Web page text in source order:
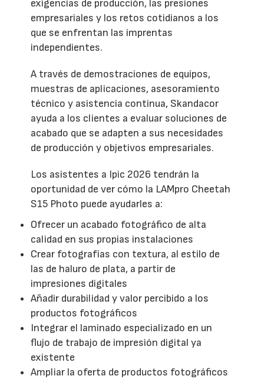
exigencias de producción, las presiones
empresariales y los retos cotidianos a los
que se enfrentan las imprentas
independientes.
A través de demostraciones de equipos,
muestras de aplicaciones, asesoramiento
técnico y asistencia continua, Skandacor
ayuda a los clientes a evaluar soluciones de
acabado que se adapten a sus necesidades
de producción y objetivos empresariales.
Los asistentes a Ipic 2026 tendrán la
oportunidad de ver cómo la LAMpro Cheetah
S15 Photo puede ayudarles a:
Ofrecer un acabado fotográfico de alta
calidad en sus propias instalaciones
Crear fotografías con textura, al estilo de
las de haluro de plata, a partir de
impresiones digitales
Añadir durabilidad y valor percibido a los
productos fotográficos
Integrar el laminado especializado en un
flujo de trabajo de impresión digital ya
existente
Ampliar la oferta de productos fotográficos